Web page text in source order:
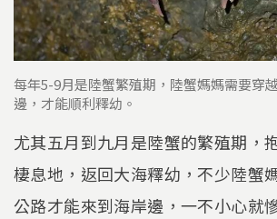
每年5-9月是陸蟹繁殖期，陸蟹媽媽需要穿
邊，才能順利釋幼。
尤其五月到九月是陸蟹的繁殖期，
棲息地，返回大海釋幼，不少陸蟹
公路才能來到海岸邊，一不小心就